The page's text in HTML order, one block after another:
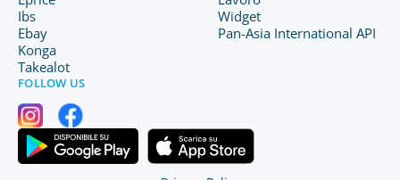
Ibs
Ebay
Konga
Takealot
Widget
Pan-Asia International API
FOLLOW US